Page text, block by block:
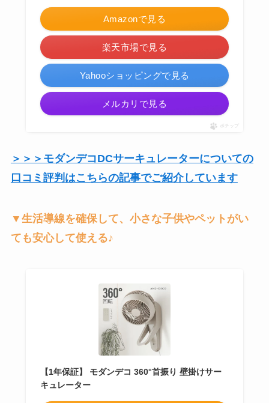
Amazonで見る
楽天市場で見る
Yahooショッピングで見る
メルカリで見る
ポチップ
＞＞＞モダンデコDCサーキュレーターについての
口コミ評判はこちらの記事でご紹介しています
▼生活導線を確保して、小さな子供やペットがい
ても安心して使える♪
【1年保証】 モダンデコ 360°首振り 壁掛けサー
キュレーター